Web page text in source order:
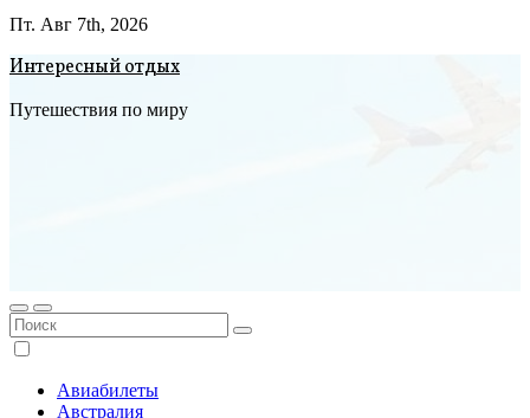
Пт. Авг 7th, 2026
Интересный отдых
Путешествия по миру
Авиабилеты
Австралия